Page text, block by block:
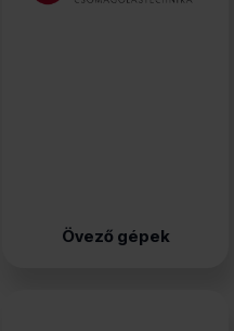
Övező gépek